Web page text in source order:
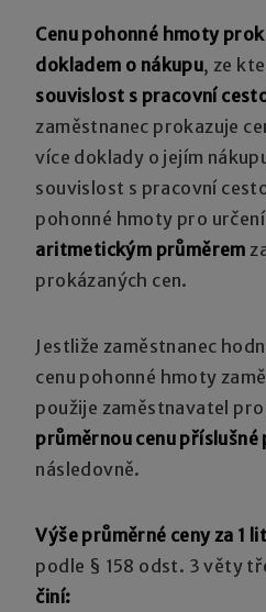
Cenu pohonné hmoty
dokladem o nákupu, ze
souvislost s pracovní
zaměstnanec prokazuje
více doklady o jejím
souvislost s pracovní
pohonné hmoty pro
aritmetickým průměrem
prokázaných cen.
Jestliže zaměstnanec
cenu pohonné hmoty
použije zaměstnavatel
průměrnou cenu
následovně.
Výše průměrné ceny za 1
podle § 158 odst. 3 věty
činí: